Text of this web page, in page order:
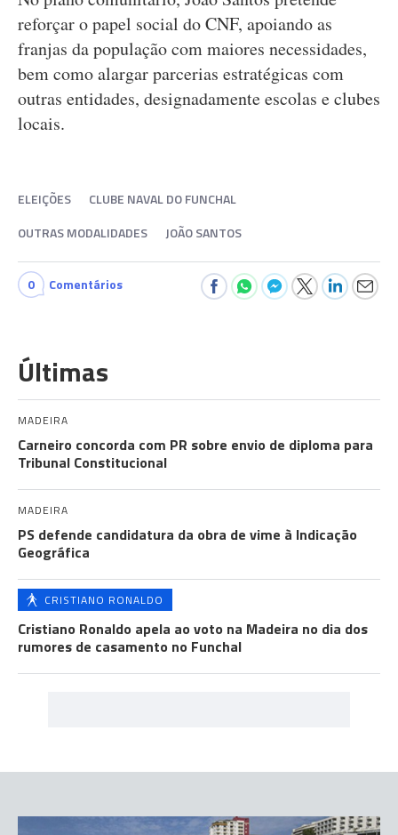
reforçar o papel social do CNF, apoiando as
franjas da população com maiores necessidades,
bem como alargar parcerias estratégicas com
outras entidades, designadamente escolas e clubes
locais.
ELEIÇÕES
CLUBE NAVAL DO FUNCHAL
OUTRAS MODALIDADES
JOÃO SANTOS
0 Comentários
Últimas
MADEIRA
Carneiro concorda com PR sobre envio de diploma para
Tribunal Constitucional
MADEIRA
PS defende candidatura da obra de vime à Indicação
Geográfica
CRISTIANO RONALDO
Cristiano Ronaldo apela ao voto na Madeira no dia dos
rumores de casamento no Funchal